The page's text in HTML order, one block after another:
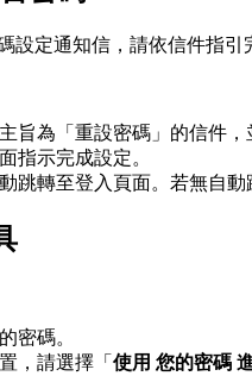
設定通知信，請依信件指引
旨為「重設密碼」的信件，
指示完成設定。
跳轉至登入頁面。若無自
密碼。
，請選擇「 使用 您的密碼